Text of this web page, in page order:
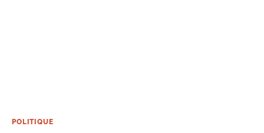
POLITIQUE